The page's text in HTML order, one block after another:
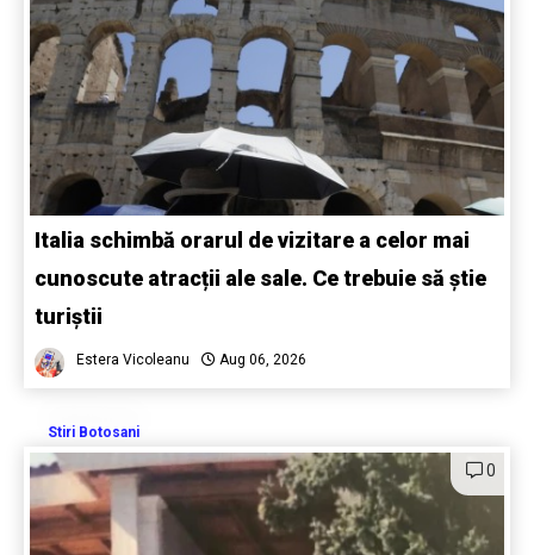
Italia schimbă orarul de vizitare a celor mai
cunoscute atracții ale sale. Ce trebuie să știe
turiștii
Estera Vicoleanu Aug 06, 2026
Stiri Botosani
0